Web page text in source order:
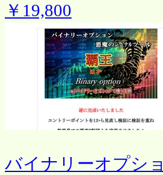
￥19,800
バイナリーオプシ